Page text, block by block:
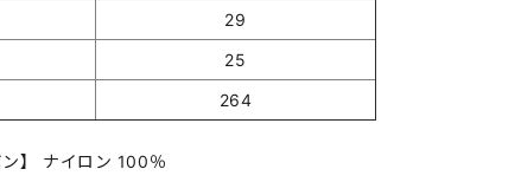
29
25
264
ン】 ナイロン 100％